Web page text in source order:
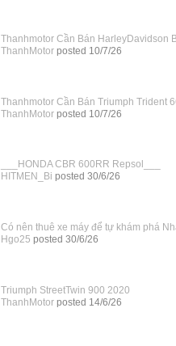
Thanhmotor Cần Bán HarleyDavidson
ThanhMotorposted 10/7/26
Thanhmotor Cần Bán Triumph Trident
ThanhMotorposted 10/7/26
___HONDA CBR 600RR Repsol___
HITMEN_Bi posted 30/6/26
Có nên thuê xe máy để tự khám phá
Hgo25 posted 30/6/26
Triumph StreetTwin 900 2020
ThanhMotorposted 14/6/26